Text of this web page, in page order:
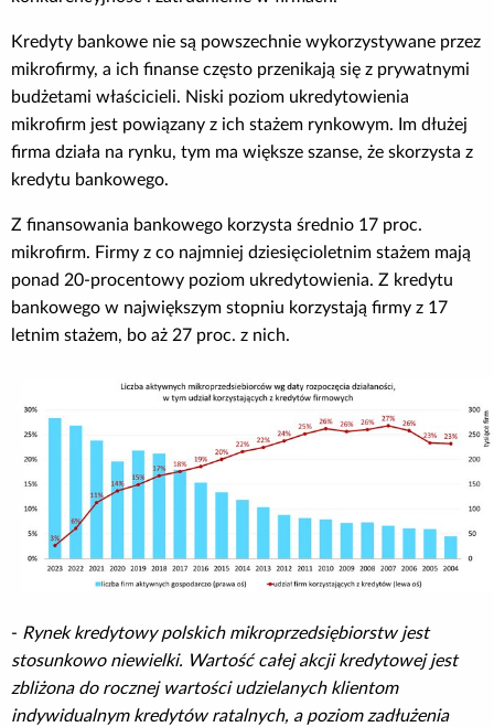
Kredyty bankowe nie są powszechnie wykorzystywane przez
mikrofirmy, a ich finanse często przenikają się z prywatnymi
budżetami właścicieli. Niski poziom ukredytowienia
mikrofirm jest powiązany z ich stażem rynkowym. Im dłużej
firma działa na rynku, tym ma większe szanse, że skorzysta z
kredytu bankowego.
Z finansowania bankowego korzysta średnio 17 proc.
mikrofirm. Firmy z co najmniej dziesięcioletnim stażem mają
ponad 20-procentowy poziom ukredytowienia. Z kredytu
bankowego w największym stopniu korzystają firmy z 17
letnim stażem, bo aż 27 proc. z nich.
- Rynek kredytowy polskich mikroprzedsiębiorstw jest
stosunkowo niewielki. Wartość całej akcji kredytowej jest
zbliżona do rocznej wartości udzielanych klientom
indywidualnym kredytów ratalnych, a poziom zadłużenia